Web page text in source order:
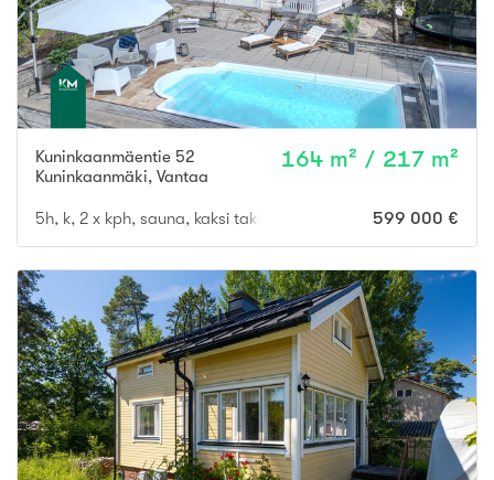
Kuninkaanmäentie 52
Kuninkaanmäki, Vantaa
164 m² / 217 m²
5h, k, 2 x kph, sauna, kaksi takkaa, khh, erillinen wc,599 000 €